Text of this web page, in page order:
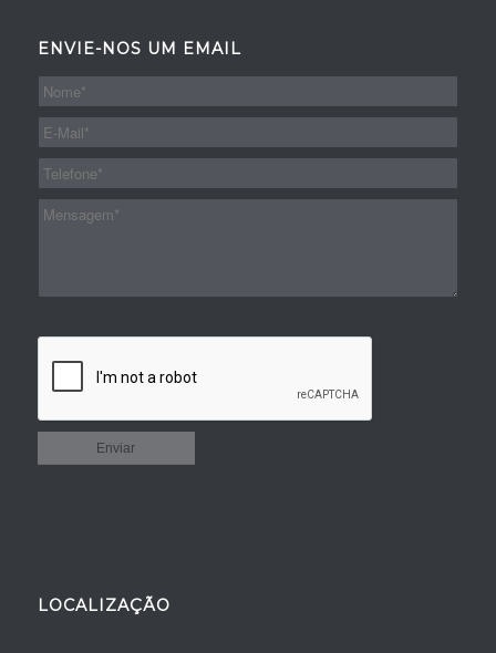
ENVIE-NOS UM EMAIL
LOCALIZAÇÃO